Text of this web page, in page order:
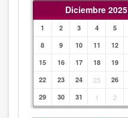
Diciembre 2025
1 2 3 4 5
8
9 10 11 12
15
16 17 18 19
22
23 24 25 26
29
30 31 1 2